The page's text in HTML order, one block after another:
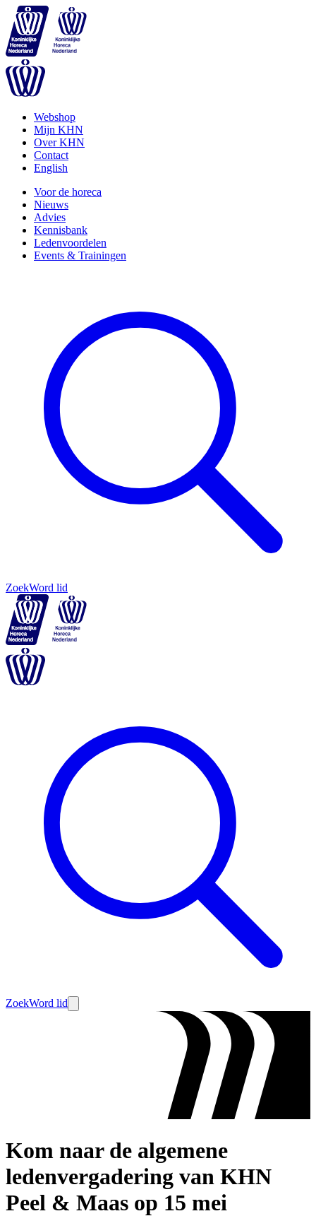
Webshop
Mijn KHN
Over KHN
Contact
English
Voor de horeca
Nieuws
Advies
Kennisbank
Ledenvoordelen
Events & Trainingen
ZoekWord lid
ZoekWord lid
Kom naar de algemene
ledenvergadering van KHN
Peel & Maas op 15 mei